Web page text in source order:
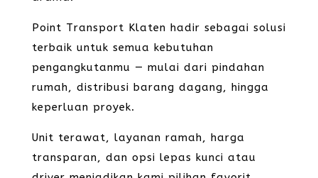
Point Transport Klaten hadir sebagai solusi
terbaik untuk semua kebutuhan
pengangkutanmu — mulai dari pindahan
rumah, distribusi barang dagang, hingga
keperluan proyek.
Unit terawat, layanan ramah, harga
transparan, dan opsi lepas kunci atau